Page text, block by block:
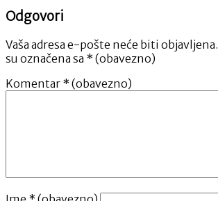
Odgovori
Vaša adresa e-pošte neće biti objavljena.
su označena sa * (obavezno)
Komentar * (obavezno)